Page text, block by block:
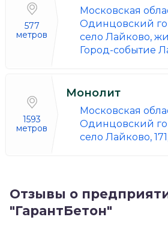
577
метров
Московская
Одинцовский
село Лайково,
Город-событие
1593
метров
Монолит
Московская
Одинцовский
село Лайково,
Отзывы о
"ГарантБетон"